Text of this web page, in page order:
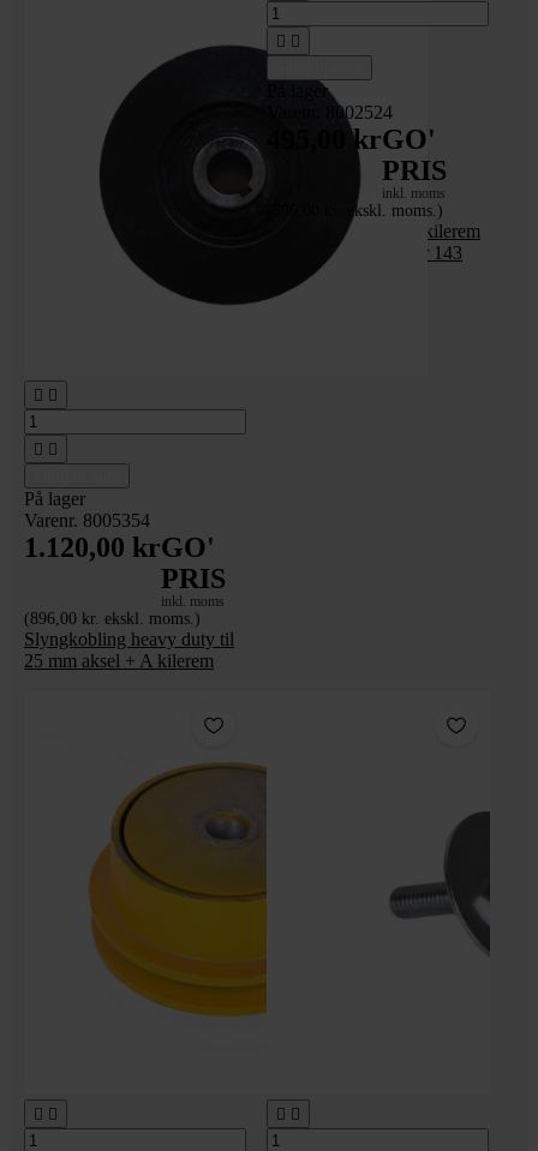
 
 
På lager
Varenr. 8005354
1.120,00 krGO'
PRIS
inkl. moms
(896,00 kr. ekskl. moms.)
Slyngkobling heavy duty til
25 mm aksel + A kilerem
 
På lager
Varenr. 8002524
495,00 krGO'
PRIS
inkl. moms
(396,00 kr. ekskl. moms.)
Slyngkobling t/2 stk kilerem
20 mm hul - diameter 143
   